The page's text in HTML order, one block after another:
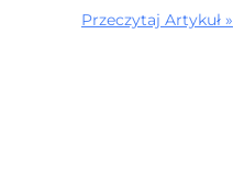
Przeczytaj Artykuł »